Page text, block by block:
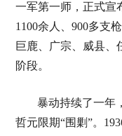
一军第一师，正式宣
1100余人、900多支
巨鹿、广宗、威县、
阶段。
暴动持续了一年
哲元限期“围剿”。